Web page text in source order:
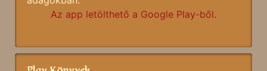
Az app letölthető a Google Play-ből.